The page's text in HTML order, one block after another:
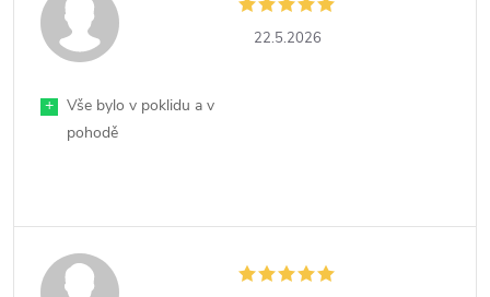
22.5.2026
+
Vše bylo v poklidu a v
pohodě